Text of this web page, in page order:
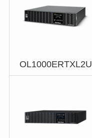
OL1000ERTXL2U